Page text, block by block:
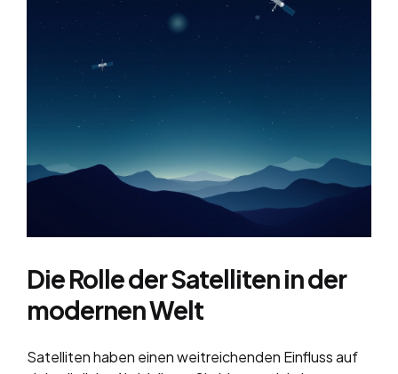
Die Rolle der Satelliten in der
modernen Welt
Satelliten haben einen weitreichenden Einfluss auf